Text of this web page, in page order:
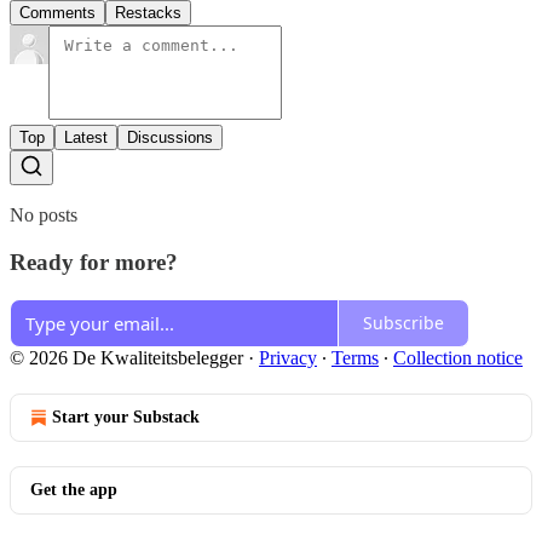
Comments Restacks
Top Latest Discussions
No posts
Ready for more?
Subscribe
© 2026 De Kwaliteitsbelegger· Privacy ∙ Terms ∙ Collection notice
Start your Substack
Get the app